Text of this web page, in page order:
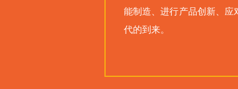
能制造、进行产品创新、应
代的到来。